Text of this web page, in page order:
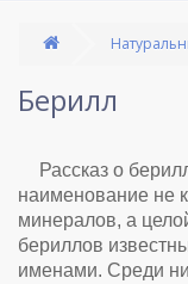
Берилл
Рассказ о
наименование не
минералов, а
бериллов
именами. Среди